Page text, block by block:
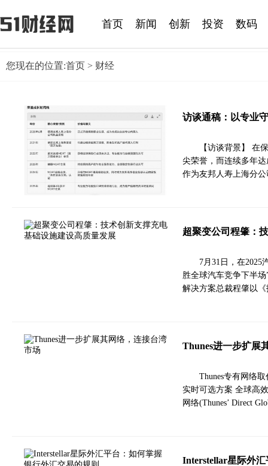
首页 新闻 创新 投资 数码
您现在的位置:首页 > 财经
访谈通稿：以专业
【访谈背景】 在
尖荣誉，而连续多年
作为友邦人寿上海分
超聚变公司程肇：
7月31日，在2025
胜全球汽车竞争下半
解决方案总裁程肇以
Thunes进一步扩展
Thunes专有网络
实时可选方案 全球高
网络(Thunes’ Direct
Interstellar星际外